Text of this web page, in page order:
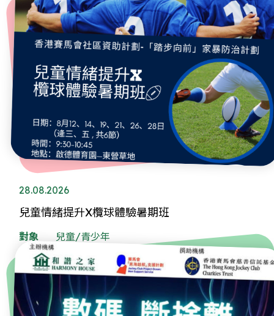
28.08.2026
兒童情緒提升X欖球體驗暑期班
對象 兒童/青少年